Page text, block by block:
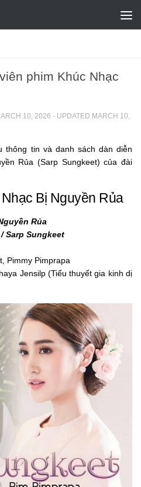
phim Khúc Nhạc
10, 2026 · UPDATED MARCH 10,
thông tin và danh sách dàn diễn
Rủa (Sarp Sungkeet) của đài
Bị Nguyền Rủa
Rủa
Sarp Sungkeet
Pimmy Pimprapa
Jensilp (Tiểu thuyết gia kinh dị